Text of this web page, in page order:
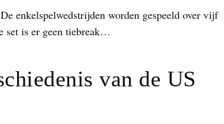
enkelspelwedstrijden worden gespeeld over vijf
set is er geen tiebreak…
van de US